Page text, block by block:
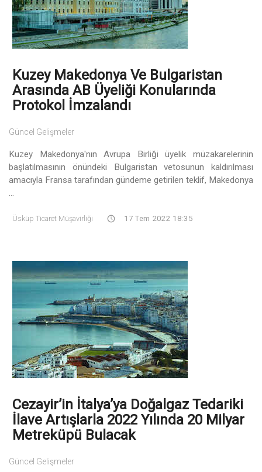
Kuzey Makedonya Ve Bulgaristan
Arasında AB Üyeliği Konularında
Protokol İmzalandı
Güncel Gelişmeler
Kuzey Makedonya'nın Avrupa Birliği üyelik müzakarelerinin
başlatılmasının önündeki Bulgaristan vetosunun kaldırılması
amacıyla Fransa tarafından gündeme getirilen teklif, Makedonya
Üsküp Ticaret Müşavirliği 17 Tem 2022 18:35
Cezayir’in İtalya’ya Doğalgaz Tedariki
İlave Artışlarla 2022 Yılında 20 Milyar
Metreküpü Bulacak
Güncel Gelişmeler